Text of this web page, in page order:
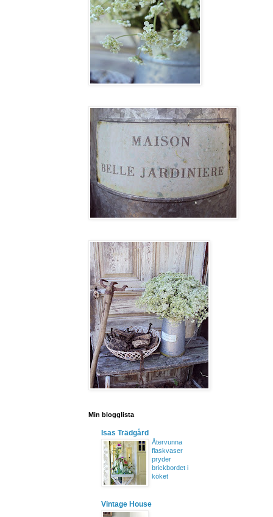
Min blogglista
Isas Trädgård
Återvunna
flaskvaser
pryder
brickbordet i
köket
Vintage House